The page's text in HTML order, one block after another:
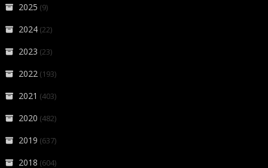
2025 (9)
2024 (22)
2023 (23)
2022 (193)
2021 (403)
2020 (482)
2019 (637)
2018 (604)